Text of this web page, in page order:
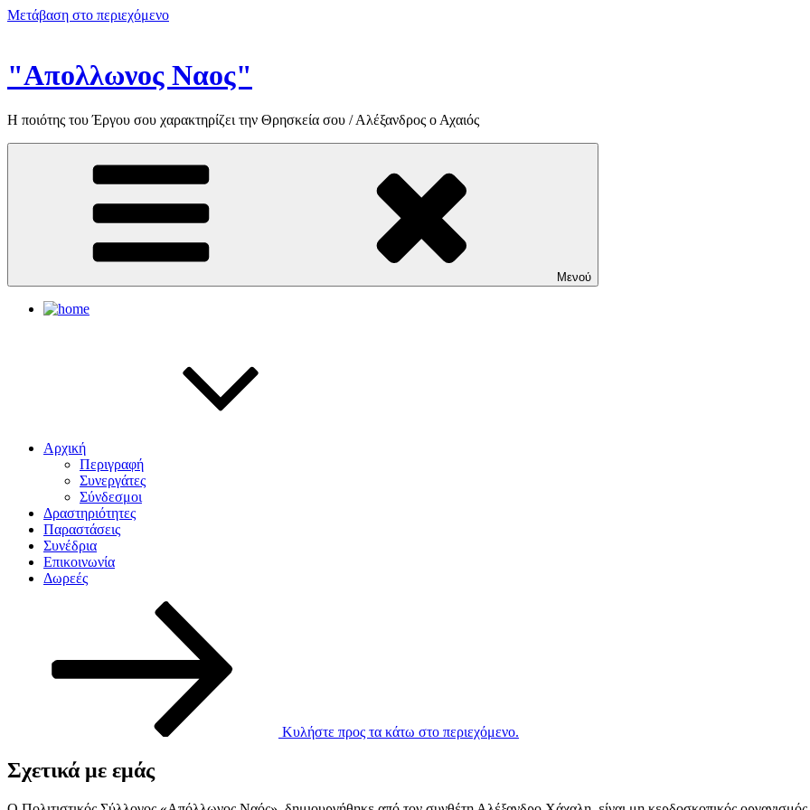
Μετάβαση στο περιεχόμενο
"Απολλωνος Ναος"
Η ποιότης του Έργου σου χαρακτηρίζει την Θρησκεία σου / Αλέξανδρος ο Αχαιός
Μενού
Αρχική
Περιγραφή
Συνεργάτες
Σύνδεσμοι
Δραστηριότητες
Παραστάσεις
Συνέδρια
Επικοινωνία
Δωρεές
Κυλήστε προς τα κάτω στο περιεχόμενο.
Σχετικά με εμάς